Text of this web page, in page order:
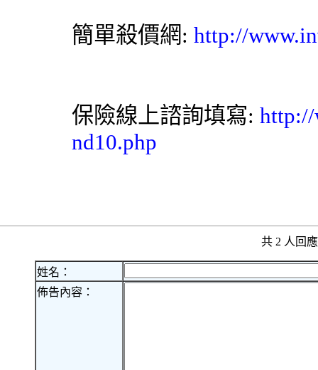
簡單殺價網: http://
保險線上諮詢填寫: http://
nd10.php
共 2 人回
姓名：
佈告內容：